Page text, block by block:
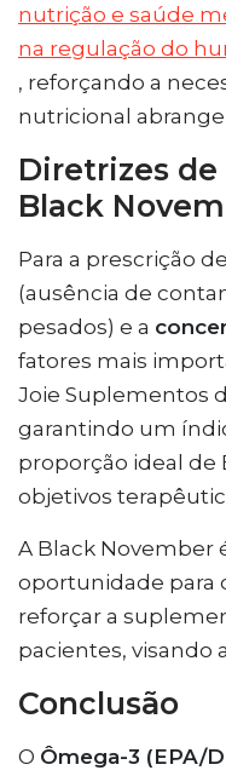
nutrição e saúde
na regulação do
, reforçando a
nutricional
Diretrizes de
Black
Para a prescrição
(ausência de
pesados) e a
fatores mais
Joie Suplementos
garantindo um
proporção ideal de
objetivos
A Black November
oportunidade para
reforçar a
pacientes, visando
Conclusão
O Ômega-3 (EPA/